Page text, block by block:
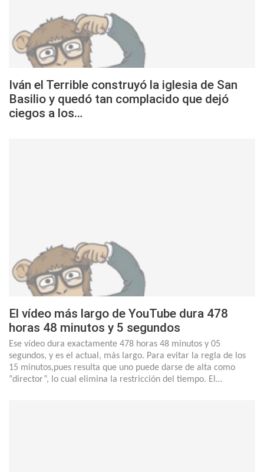
Iván el Terrible construyó la iglesia de San
Basilio y quedó tan complacido que dejó
ciegos a los…
El vídeo más largo de YouTube dura 478
horas 48 minutos y 5 segundos
Ese vídeo dura exactamente 478 horas 48 minutos y 05
segundos, y es el actual, más largo. Para evitar la regla de los
15 minutos,pues resulta que uno puede darse de alta como
“director”, lo cual elimina la restricción del tiempo. El…